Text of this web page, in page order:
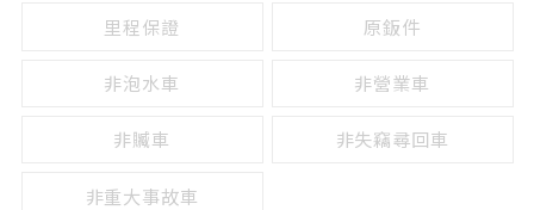
里程保證 原鈑件
非泡水車 非營業車
非贓車 非失竊尋回車
非重大事故車